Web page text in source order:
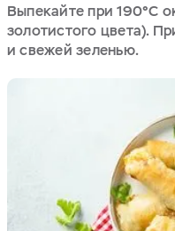
Выпекайте при 190°C
золотистого цвета).
и свежей зеленью.